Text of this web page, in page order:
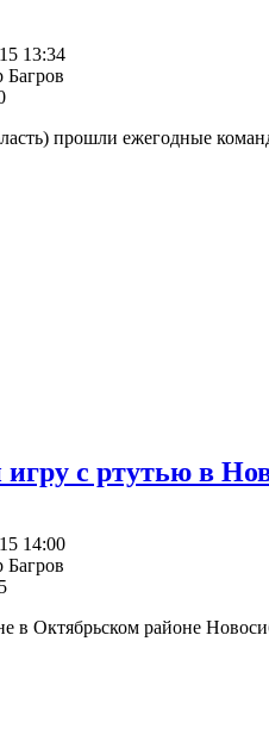
13:34
прошли ежегодные
с ртутью в
14:00
в Октябрьском районе